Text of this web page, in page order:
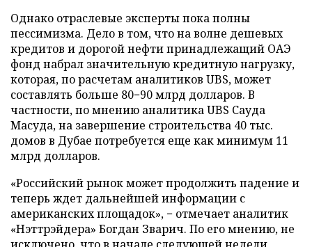
Однако отраслевые эксперты пока полны
пессимизма. Дело в том, что на волне дешевых
кредитов и дорогой нефти принадлежащий ОАЭ
фонд набрал значительную кредитную нагрузку,
которая, по расчетам аналитиков UBS, может
составлять больше 80−90 млрд долларов. В
частности, по мнению аналитика UBS Сауда
Масуда, на завершение строительства 40 тыс.
домов в Дубае потребуется еще как минимум 11
млрд долларов.
«Российский рынок может продолжить падение и
теперь ждет дальнейшей информации с
американских площадок», − отмечает аналитик
«Нэттрэйдера» Богдан Зварич. По его мнению, не